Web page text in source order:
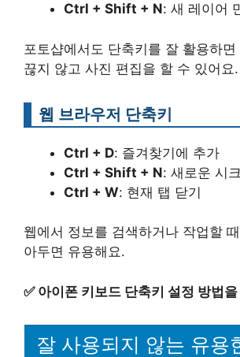
Ctrl + Shift + N: 새 레이어
포토샵에서도 단축키를 잘 활용하
끊지 않고 사진 편집을 할 수 있어요.
웹 브라우저 단축키
Ctrl + D: 즐겨찾기에 추가
Ctrl + Shift + N: 새로운 시
Ctrl + W: 현재 탭 닫기
웹에서 정보를 검색하거나 작업할
아두면 유용해요.
✅ 아이폰 키보드 단축키 설정 방법
잘 사용되지 않는 유용